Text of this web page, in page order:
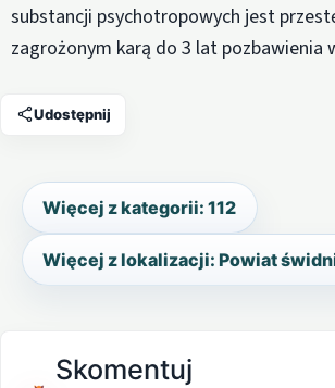
substancji psychotropowych jest
zagrożonym karą do 3 lat pozbawienia
Udostępnij
Więcej z kategorii: 112
Więcej z lokalizacji: Powiat
Skomentuj